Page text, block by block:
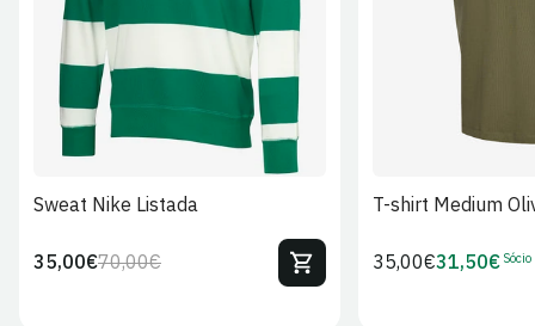
Sweat Nike Listada
Preço
70,00€Preço
35,00€
T-shirt Medium
Preço
35,00€Preço
31,50€ Sócio